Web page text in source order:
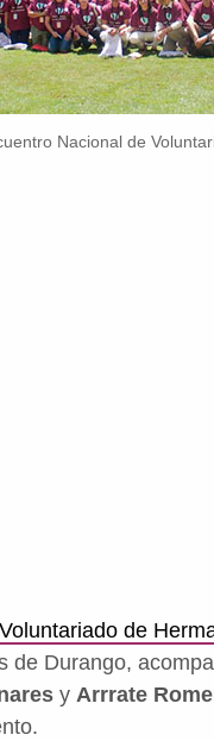
Nacional de
de
de Durango,
y Arrrate